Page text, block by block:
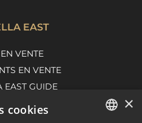
EAST
VENTE
EN VENTE
EAST GUIDE
×
cookies